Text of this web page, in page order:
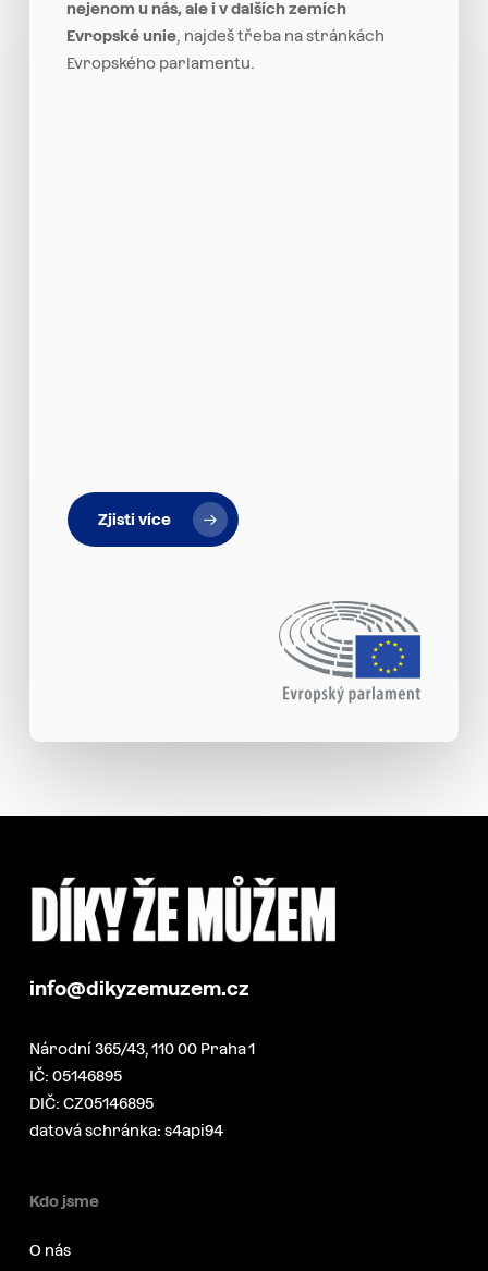
nejenom u nás, ale i v dalších zemích
Evropské unie, najdeš třeba na stránkách
Evropského parlamentu.
Zjisti více
info@dikyzemuzem.cz
Národní 365/43, 110 00 Praha 1
IČ: 05146895
DIČ: CZ05146895
datová schránka: s4api94
Kdo jsme
O nás